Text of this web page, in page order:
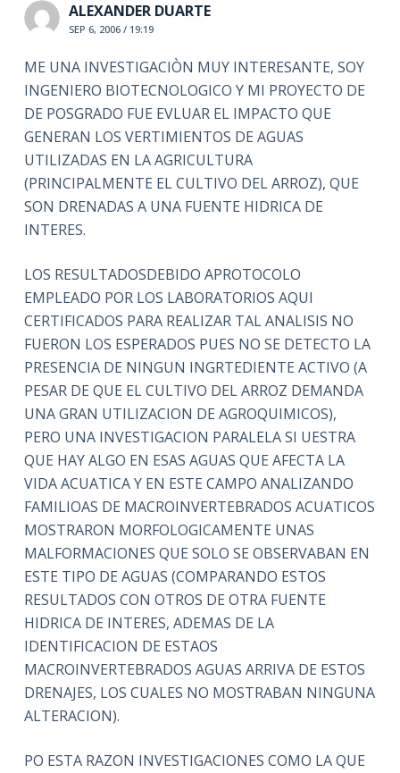
ALEXANDER DUARTE
SEP 6, 2006 / 19:19
ME UNA INVESTIGACIÒN MUY INTERESANTE, SOY
INGENIERO BIOTECNOLOGICO Y MI PROYECTO DE
DE POSGRADO FUE EVLUAR EL IMPACTO QUE
GENERAN LOS VERTIMIENTOS DE AGUAS
UTILIZADAS EN LA AGRICULTURA
(PRINCIPALMENTE EL CULTIVO DEL ARROZ), QUE
SON DRENADAS A UNA FUENTE HIDRICA DE
INTERES.
LOS RESULTADOSDEBIDO APROTOCOLO
EMPLEADO POR LOS LABORATORIOS AQUI
CERTIFICADOS PARA REALIZAR TAL ANALISIS NO
FUERON LOS ESPERADOS PUES NO SE DETECTO LA
PRESENCIA DE NINGUN INGRTEDIENTE ACTIVO (A
PESAR DE QUE EL CULTIVO DEL ARROZ DEMANDA
UNA GRAN UTILIZACION DE AGROQUIMICOS),
PERO UNA INVESTIGACION PARALELA SI UESTRA
QUE HAY ALGO EN ESAS AGUAS QUE AFECTA LA
VIDA ACUATICA Y EN ESTE CAMPO ANALIZANDO
FAMILIOAS DE MACROINVERTEBRADOS ACUATICOS
MOSTRARON MORFOLOGICAMENTE UNAS
MALFORMACIONES QUE SOLO SE OBSERVABAN EN
ESTE TIPO DE AGUAS (COMPARANDO ESTOS
RESULTADOS CON OTROS DE OTRA FUENTE
HIDRICA DE INTERES, ADEMAS DE LA
IDENTIFICACION DE ESTAOS
MACROINVERTEBRADOS AGUAS ARRIVA DE ESTOS
DRENAJES, LOS CUALES NO MOSTRABAN NINGUNA
ALTERACION).
PO ESTA RAZON INVESTIGACIONES COMO LA QUE